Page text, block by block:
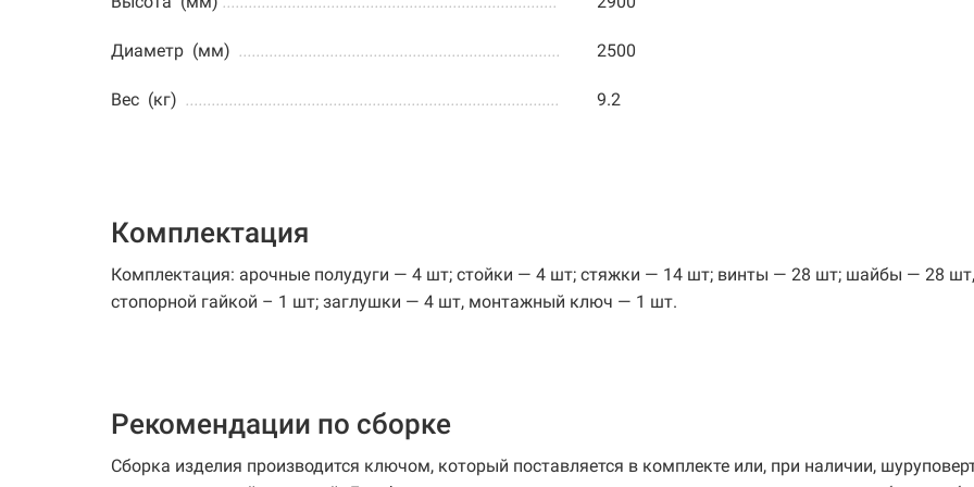
Диаметр (мм) .......................................................................... 2500
Вес (кг) ...................................................................................... 9.2
Комплектация
Комплектация: арочные полудуги — 4 шт; стойки — 4 шт; стяжки — 14 шт; винты — 28 шт; шайбы — 28
стопорной гайкой – 1 шт; заглушки — 4 шт, монтажный ключ — 1 шт.
Рекомендации по сборке
Сборка изделия производится ключом, который поставляется в комплекте или, при наличии,